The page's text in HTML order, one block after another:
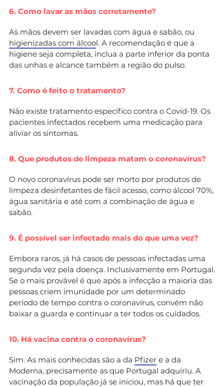
6. Como lavar as mãos corretamente?
As mãos devem ser lavadas com água e sabão, ou
higienizadas com álcool. A recomendação é que a
higiene seja completa, inclua a parte inferior da ponta
das unhas e alcance também a região do pulso.
7. Como é feito o tratamento?
Não existe tratamento específico contra o Covid-19. Os
pacientes infectados recebem uma medicação para
aliviar os sintomas.
8. Que produtos de limpeza matam o coronavírus?
O novo coronavírus pode ser morto por produtos de
limpeza desinfetantes de fácil acesso, como álcool 70%,
água sanitária e até com a combinação de água e
sabão.
9. É possível ser infectado mais do que uma vez?
Embora raros, já há casos de pessoas infectadas uma
segunda vez pela doença. Inclusivamente em Portugal.
Se o mais provável é que após a infecção a maioria das
pessoas criem imunidade por um determinado
período de tempo contra o coronavírus, convém não
baixar a guarda e continuar a ter todos os cuidados.
10. Há vacina contra o coronavírus?
Sim. As mais conhecidas são a da Pfizer e a da
Moderna, precisamente as que Portugal adquiriu. A
vacinação da população já se iniciou, mas há que ter